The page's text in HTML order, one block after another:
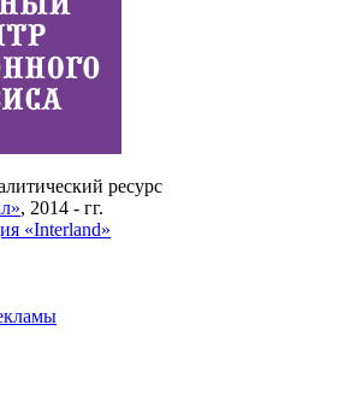
ресурс
, 2014 - гг.
«Interland»